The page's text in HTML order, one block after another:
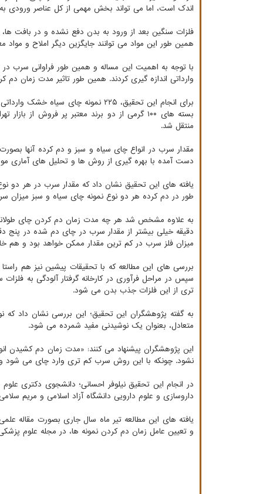
اندک است، اما می تواند بخش مهمی از کل عناصر ورودی
فلزات سنگین بعد از ورود به بدن دفع نشده و در بافت
همین طور این مواد می توانند جایگزین دیگر املاح و مواد
با توجه به اهمیت این مساله و همین طور فراوانی سرب
وارداتی اندازه گیری کردند. همین طور تاثیر مدت زمان
بسته های ۱۰۰ گرمی از دو برند معتبر پر فروش از بازار تهران در سری های
منتقل شد.
دست آمده با بهره گیری از روش ها و تحلیل های آماری
یافته های این تحقیق نشان داد که مقدار سرب در هر
طور در دم کرده هر دو نوع نمونه چای سیاه و سبز میزان
دقیقه خیلی بیشتر از مقدار سرب در چای دم شده در
میزان فلز سرب در کم ترین مقدار ممکن خواهد بود و هم
بررسی های این مطالعه که با تحقیقات پیشین نیز هم
سپس در مراحل فرآوری در کارخانه گرفتار آلودگی به
تری از این فلزات جذب بدن می شود.
به گفته پژوهشگران این تحقیق؛ این بررسی نشان
متعادل، بعنوان یک نوشیدنی مفید شمرده می شود.
این پژوهشگران پیشنهاد می کنند: «مدت زمان دم کشیدن
نشود. چونکه با این روش سرب کم تری وارد چای می
در انجام این تحقیق نیلوفر احسانی؛ دانشجوی دکتری
داروسازی و علوم دارویی دانشگاه آزاد اسلامی و مریم
و تعیین عامل زمان دم کردن نمونه ها، در مجله علوم پزشکی